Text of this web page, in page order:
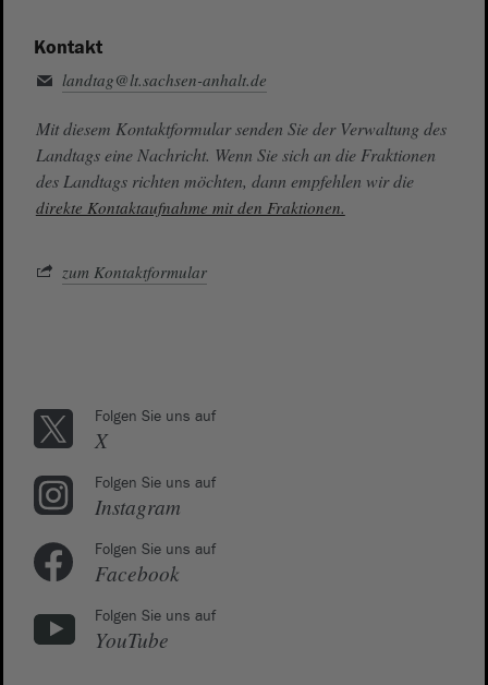
Kontakt
landtag@lt.sachsen-anhalt.de
Mit diesem Kontaktformular senden Sie der Verwaltung des
Landtags eine Nachricht. Wenn Sie sich an die Fraktionen
des Landtags richten möchten, dann empfehlen wir die
direkte Kontaktaufnahme mit den Fraktionen.
zum Kontaktformular
Folgen Sie uns auf
X
Folgen Sie uns auf
Instagram
Folgen Sie uns auf
Facebook
Folgen Sie uns auf
YouTube